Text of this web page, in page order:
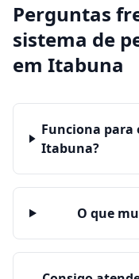
Perguntas
sistema de
em Itabuna
Funciona para
Itabuna?
O que